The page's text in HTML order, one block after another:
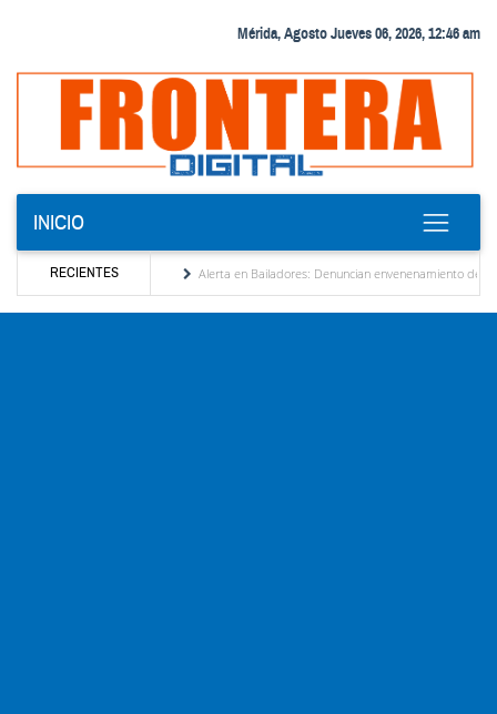
Mérida, Agosto Jueves 06, 2026, 12:46 am
INICIO
RECIENTES
de Venezuela
Alerta en Bailadores: Denuncian envenenamiento de siete